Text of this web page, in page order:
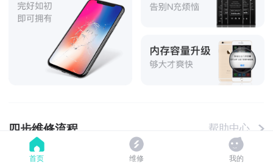
四步维修流程 帮助中心
首页 维修 我的